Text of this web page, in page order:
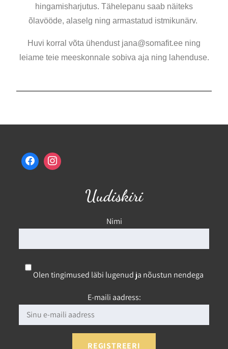
hingamisharjutus. Tähelepanu saab näiteks
õlavööde, alaselg ning armastatud istmikunärv.
Huvi korral võta ühendust jana@somafit.ee ning
leiame teie meeskonnale sobiva aja ning lahenduse.
Uudiskiri
Nimi
Olen tingimused läbi lugenud ja nõustun nendega
E-maili aadress: